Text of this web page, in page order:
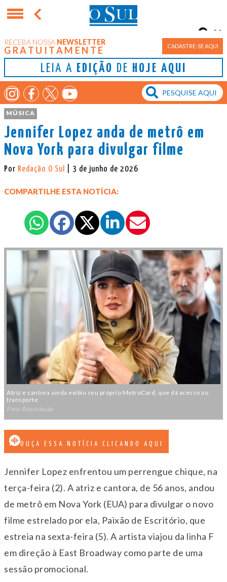
RECEBA NOSSA NEWSLETTER
GRATUITAMENTE CADASTRE-SE AQUI
LEIA A EDIÇÃO DE HOJE AQUI
Porto Alegre
9°
MÚSICA
Jennifer Lopez anda de metrô em
Nova York para divulgar filme
Por Redação O Sul | 3 de junho de 2026
COMPARTILHE ESTA NOTÍCIA:
Atriz e cantora ainda exibiu seu próprio MetroCard, que dá acesso ao
transporte
Foto: Reprodução
OUÇA ESSA NOTÍCIA CLICANDO AQUI
Jennifer Lopez enfrentou um perrengue chique, na
terça-feira (2). A atriz e cantora, de 56 anos, andou
de metrô em Nova York (EUA) para divulgar o novo
filme estrelado por ela, Paixão de Escritório, que
estreia na sexta-feira (5). A artista viajou da linha F
em direção à East Broadway como parte de uma
sessão promocional.